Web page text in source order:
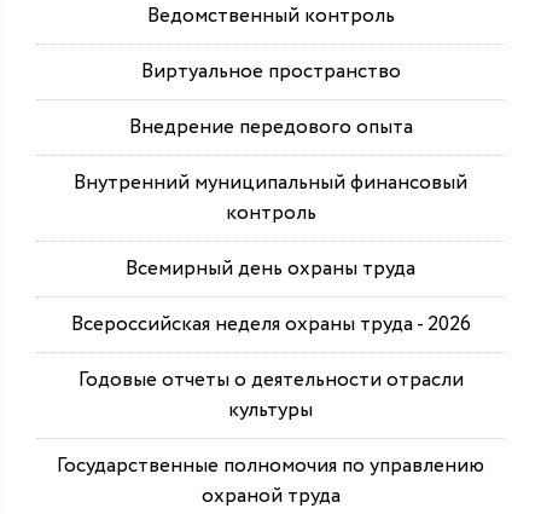
Ведомственный контроль
Виртуальное пространство
Внедрение передового опыта
Внутренний муниципальный финансовый
контроль
Всемирный день охраны труда
Всероссийская неделя охраны труда - 2026
Годовые отчеты о деятельности отрасли
культуры
Государственные полномочия по управлению
охраной труда